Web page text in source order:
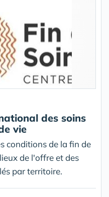
des soins
vie
conditions de la fin de
de l'offre et des
par territoire.